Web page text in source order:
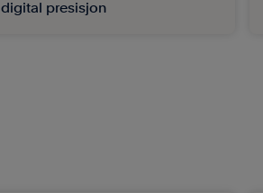
digital presisjon